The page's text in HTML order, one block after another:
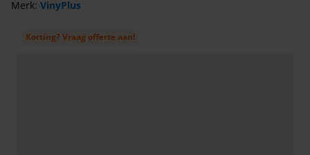
Korting? Vraag offerte aan!
Merk: VinyPlus